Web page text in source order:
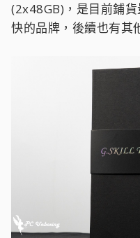
(2x48GB)，是目前鋪
快的品牌，後續也有其